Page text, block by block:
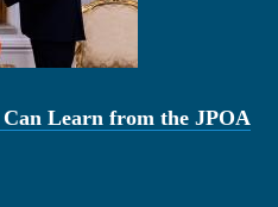
Learn from the JPOA